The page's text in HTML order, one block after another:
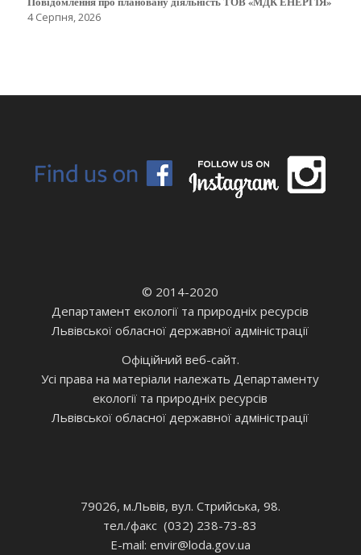
4 Серпня, 2026
© 2014-2020
Департамент екології та природніх ресурсів
Львівської обласної державної адміністрації
Офіційний веб-сайт.
Усі права на матеріали належать Департаменту
екології та природніх ресурсів
Львівської обласної державної адміністрації
79026, м.Львів, вул. Стрийська, 98.
тел./факс (032) 238-73-83
E-mail: envir@loda.gov.ua